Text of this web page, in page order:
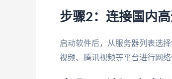
步骤2：连接国内
启动软件后，从服务器列表选
视频、腾讯视频等平台进行网络